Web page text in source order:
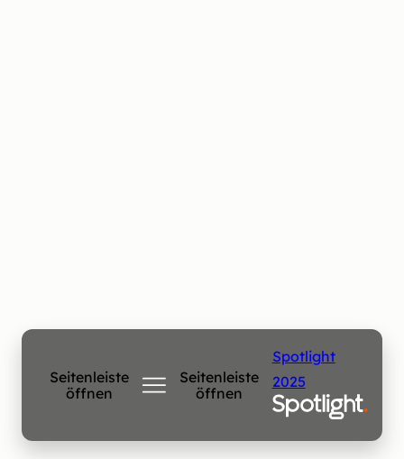
Seitenleiste
öffnen
Seitenleiste
öffnen
Spotlight
2025